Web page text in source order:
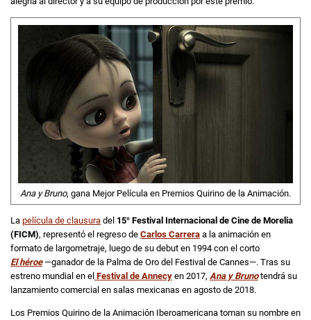
Ana y Bruno, gana Mejor Película en Premios Quirino de la Animación.
La película de clausura del 15° Festival Internacional de Cine de Morelia
(FICM), representó el regreso de Carlos Carrera a la animación en
formato de largometraje, luego de su debut en 1994 con el corto
El héroe—ganador de la Palma de Oro del Festival de Cannes—. Tras su
estreno mundial en el Festival de Annecy en 2017, Ana y Brunotendrá su
lanzamiento comercial en salas mexicanas en agosto de 2018.
Los Premios Quirino de la Animación Iberoamericana toman su nombre en